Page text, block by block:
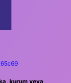
kurum veya